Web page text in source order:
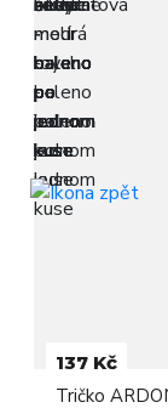
137 Kč
Tričko